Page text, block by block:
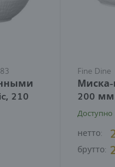
210
Fine Dine
200 мм
Доступно
нетто:
брутто: